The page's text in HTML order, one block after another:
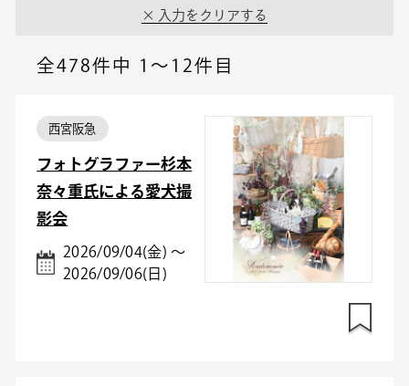
入力をクリアする
全478件中 1～12件目
西宮阪急
フォトグラファー杉本
奈々重氏による愛犬撮
影会
2026/09/04(金) ～
2026/09/06(日)